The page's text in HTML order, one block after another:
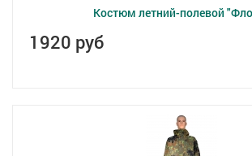
Костюм летний-полевой
1920 руб